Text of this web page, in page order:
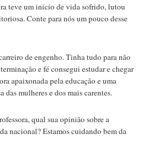
teve um início de vida sofrido, lutou
Conte para nós um pouco desse
de engenho. Tinha tudo para não
e fé consegui estudar e chegar
apaixonada pela educação e uma
mulheres e dos mais carentes.
qual sua opinião sobre a
nacional? Estamos cuidando bem da